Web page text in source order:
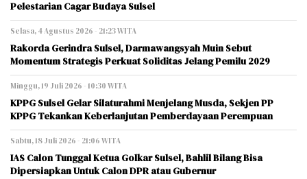
Pelestarian Cagar Budaya Sulsel
Selasa, 4 Agustus 2026 - 21:23 WITA
Rakorda Gerindra Sulsel, Darmawangsyah Muin Sebut
Momentum Strategis Perkuat Soliditas Jelang Pemilu 2029
Minggu, 19 Juli 2026 - 10:30 WITA
KPPG Sulsel Gelar Silaturahmi Menjelang Musda, Sekjen PP
KPPG Tekankan Keberlanjutan Pemberdayaan Perempuan
Sabtu, 18 Juli 2026 - 21:06 WITA
IAS Calon Tunggal Ketua Golkar Sulsel, Bahlil Bilang Bisa
Dipersiapkan Untuk Calon DPR atau Gubernur